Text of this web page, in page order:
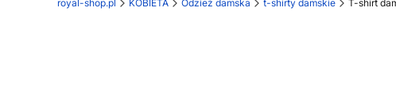
royal-shop.pl KOBIETA Odzież damska t-shirty damskie T-shirt